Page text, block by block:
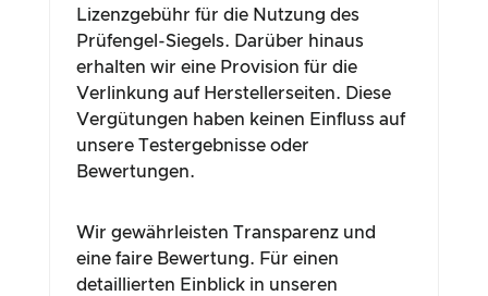
Lizenzgebühr für die Nutzung des
Prüfengel-Siegels. Darüber hinaus
erhalten wir eine Provision für die
Verlinkung auf Herstellerseiten. Diese
Vergütungen haben keinen Einfluss auf
unsere Testergebnisse oder
Bewertungen.
Wir gewährleisten Transparenz und
eine faire Bewertung. Für einen
detaillierten Einblick in unseren